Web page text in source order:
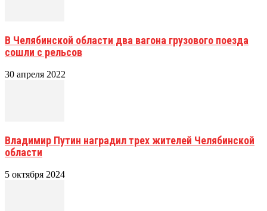
В Челябинской области два вагона грузового поезда
сошли с рельсов
30 апреля 2022
Владимир Путин наградил трех жителей Челябинской
области
5 октября 2024